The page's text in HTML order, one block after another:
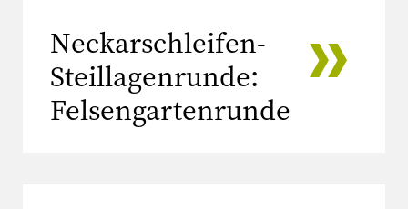
Neckarschleifen-
Steillagenrunde:
Felsengartenrunde